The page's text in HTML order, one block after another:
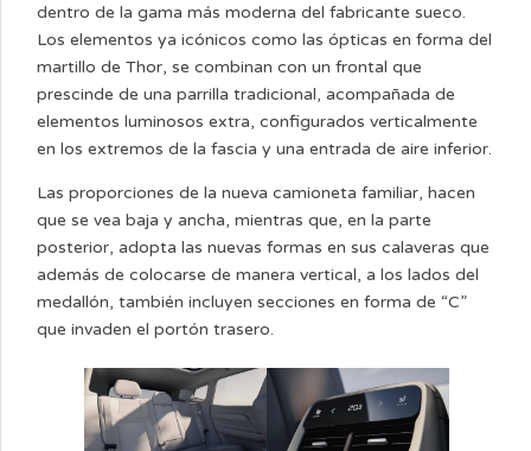
dentro de la gama más moderna del fabricante sueco.
Los elementos ya icónicos como las ópticas en forma del
martillo de Thor, se combinan con un frontal que
prescinde de una parrilla tradicional, acompañada de
elementos luminosos extra, configurados verticalmente
en los extremos de la fascia y una entrada de aire inferior.
Las proporciones de la nueva camioneta familiar, hacen
que se vea baja y ancha, mientras que, en la parte
posterior, adopta las nuevas formas en sus calaveras que
además de colocarse de manera vertical, a los lados del
medallón, también incluyen secciones en forma de “C”
que invaden el portón trasero.